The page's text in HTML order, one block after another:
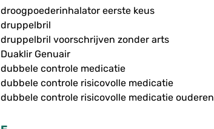
droogpoederinhalator eerste keus
druppelbril
druppelbril voorschrijven zonder arts
Duaklir Genuair
dubbele controle medicatie
dubbele controle risicovolle medicatie
dubbele controle risicovolle medicatie ouderen